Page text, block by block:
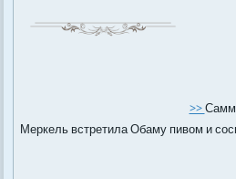
>>
Меркель встретила Обаму пивом и